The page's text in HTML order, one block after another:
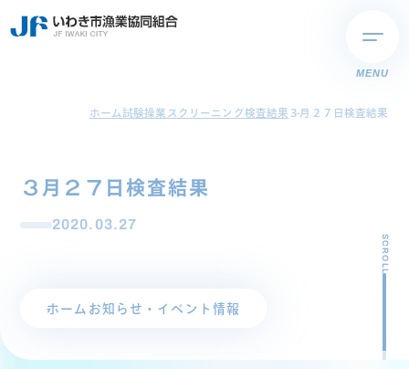
MENU
ホーム試験操業スクリーニング検査結果 ３月２７日検査結果
３月２７日検査結果
2020.03.27
ホーム お知らせ・イベント情報
SCROLL